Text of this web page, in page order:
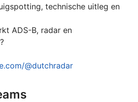
technische uitleg en
ADS-B, radar en
@dutchradar